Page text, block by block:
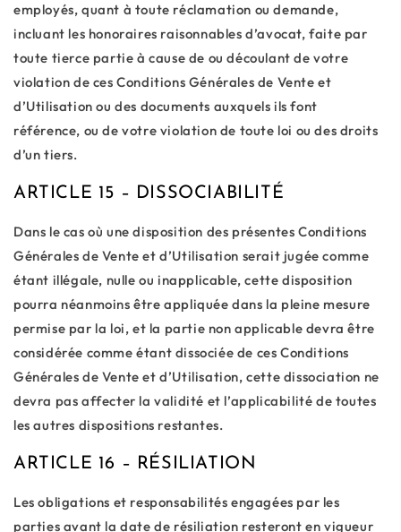
employés, quant à toute réclamation ou demande,
incluant les honoraires raisonnables d’avocat, faite par
toute tierce partie à cause de ou découlant de votre
violation de ces Conditions Générales de Vente et
d’Utilisation ou des documents auxquels ils font
référence, ou de votre violation de toute loi ou des droits
d’un tiers.
ARTICLE 15 – DISSOCIABILITÉ
Dans le cas où une disposition des présentes Conditions
Générales de Vente et d’Utilisation serait jugée comme
étant illégale, nulle ou inapplicable, cette disposition
pourra néanmoins être appliquée dans la pleine mesure
permise par la loi, et la partie non applicable devra être
considérée comme étant dissociée de ces Conditions
Générales de Vente et d’Utilisation, cette dissociation ne
devra pas affecter la validité et l’applicabilité de toutes
les autres dispositions restantes.
ARTICLE 16 – RÉSILIATION
Les obligations et responsabilités engagées par les
parties avant la date de résiliation resteront en vigueur